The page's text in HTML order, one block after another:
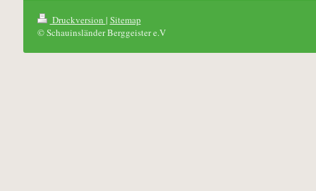
Druckversion | Sitemap
© Schauinsländer Berggeister e.V